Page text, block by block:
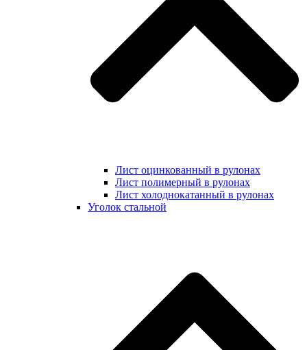
Лист оцинкованный в рулонах
Лист полимерный в рулонах
Лист холоднокатанный в рулонах
Уголок стальной